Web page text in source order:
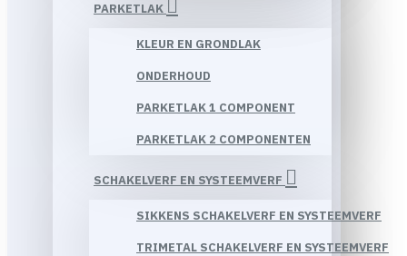
PARKETLAK
KLEUR EN GRONDLAK
ONDERHOUD
PARKETLAK 1 COMPONENT
PARKETLAK 2 COMPONENTEN
SCHAKELVERF EN SYSTEEMVERF
SIKKENS SCHAKELVERF EN SYSTEEMVERF
TRIMETAL SCHAKELVERF EN SYSTEEMVERF